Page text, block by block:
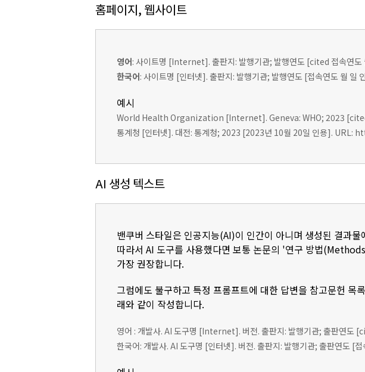
홈페이지, 웹사이트
영어: 사이트명 [Internet]. 출판지: 발행기관; 발행연도 [cited 접속연
한국어: 사이트명 [인터넷]. 출판지: 발행기관; 발행연도 [접속연도 월 일
예시
World Health Organization [Internet]. Geneva: WHO; 2023
통계청 [인터넷]. 대전: 통계청; 2023 [2023년 10월 20일 인용].
AI 생성 텍스트
밴쿠버 스타일은 인공지능(AI)이 인간이 아니며 생성된 결과
따라서 AI 도구를 사용했다면 보통 논문의 '연구 방법
가장 권장합니다.
그럼에도 불구하고 특정 프롬프트에 대한 답변을 참고문헌
래와 같이 작성합니다.
영어 : 개발사. AI 도구명 [Internet]. 버전. 출판지: 발행기관; 출판연
한국어: 개발사. AI 도구명 [인터넷]. 버전. 출판지: 발행기관; 출판연도 [